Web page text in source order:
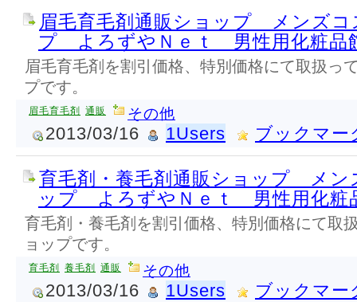
眉毛育毛剤通販ショップ メンズコ
プ よろずやＮｅｔ 男性用化粧品
眉毛育毛剤を割引価格、特別価格にて取扱っ
プです。
眉毛育毛剤 通販 その他
2013/03/16 1Users ブックマー
育毛剤・養毛剤通販ショップ メン
ップ よろずやＮｅｔ 男性用化粧
育毛剤・養毛剤を割引価格、特別価格にて取
ョップです。
育毛剤 養毛剤 通販 その他
2013/03/16 1Users ブックマー